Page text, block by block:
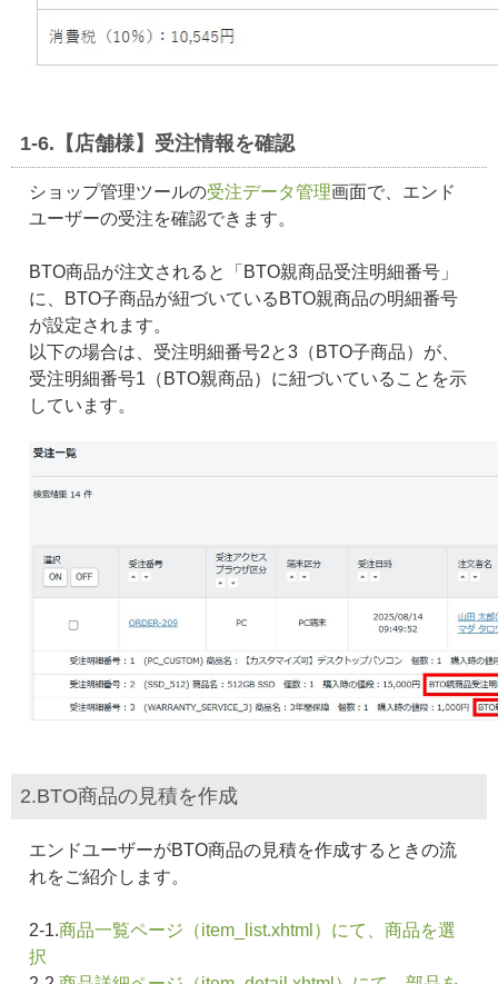
1-6.【店舗様】受注情報を確認
ショップ管理ツールの受注データ管理画面で、エンド
ユーザーの受注を確認できます。
BTO商品が注文されると「BTO親商品受注明細番号」
に、BTO子商品が紐づいているBTO親商品の明細番号
が設定されます。
以下の場合は、受注明細番号2と3（BTO子商品）が、
受注明細番号1（BTO親商品）に紐づいていることを示
しています。
2.BTO商品の見積を作成
エンドユーザーがBTO商品の見積を作成するときの流
れをご紹介します。
2-1.商品一覧ページ（item_list.xhtml）にて、商品を選
択